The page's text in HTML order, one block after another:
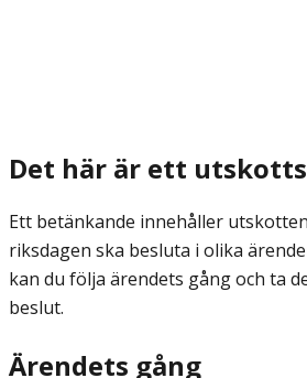
Det här är ett
Ett betänkande innehåller
riksdagen ska besluta i olika
kan du följa ärendets gång och ta
beslut.
Ärendets gång